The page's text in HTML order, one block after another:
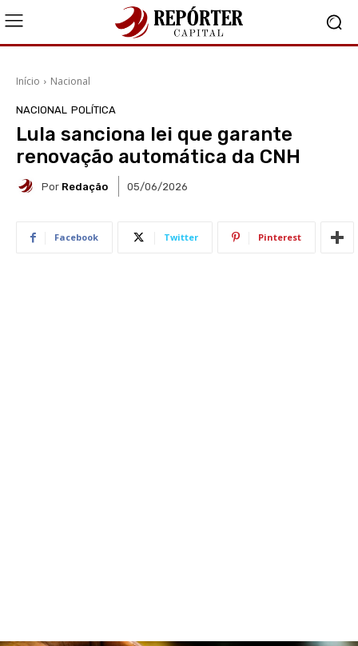
Início Nacional
NACIONAL POLÍTICA
Lula sanciona lei que garante
renovação automática da CNH
Por Redação 05/06/2026
Facebook Twitter Pinterest